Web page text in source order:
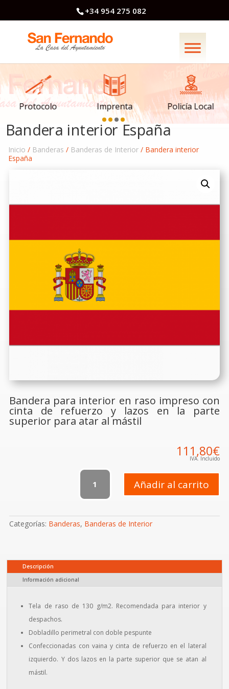
+34 954 275 082
Protocolo Imprenta Policía Local
Bandera interior España
Inicio / Banderas / Banderas de Interior/ Bandera interior
España
Bandera para interior en raso impreso con
cinta de refuerzo y lazos en la parte
superior para atar al mástil
111,80€
IVA. Incluido
Bandera
interior
España
cantidad
Añadir al carrito
Categorías: Banderas, Banderas de Interior
Descripción
Información adicional
Tela de raso de 130 g/m2. Recomendada para interior y
despachos.
Dobladillo perimetral con doble pespunte
Confeccionadas con vaina y cinta de refuerzo en el lateral
izquierdo. Y dos lazos en la parte superior que se atan al
mástil.